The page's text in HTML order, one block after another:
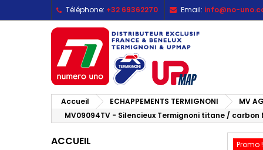
Téléphone: +32 69362270 Email: info@no-
Accueil ECHAPPEMENTS TERMIGNONI MV
MV09094TV - Silencieux Termignoni titane / carbon
ACCUEIL
Promo !